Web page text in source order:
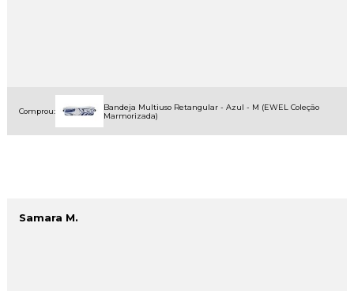
Comprou:
Bandeja Multiuso Retangular - Azul - M (EWEL Coleção
Marmorizada)
Samara M.